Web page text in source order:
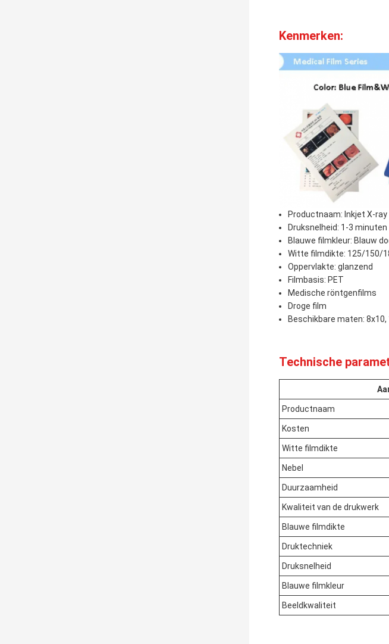
Kenmerken:
Productnaam: Inkjet X-ray
Druksnelheid: 1-3 minuten
Blauwe filmkleur: Blauw
Witte filmdikte: 125/150/
Oppervlakte: glanzend
Filmbasis: PET
Medische röntgenfilms
Droge film
Beschikbare maten: 8x10,
Technische
Productnaam
Kosten
Witte filmdikte
Nebel
Duurzaamheid
Kwaliteit van de drukwerk
Blauwe filmdikte
Druktechniek
Druksnelheid
Blauwe filmkleur
Beeldkwaliteit